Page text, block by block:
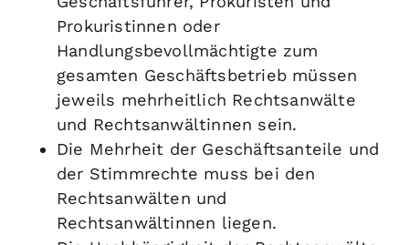
Prokuristinnen oder
Handlungsbevollmächtigte zum
gesamten Geschäftsbetrieb müssen
jeweils mehrheitlich Rechtsanwälte
und Rechtsanwältinnen sein.
Die Mehrheit der Geschäftsanteile und
der Stimmrechte muss bei den
Rechtsanwälten und
Rechtsanwältinnen liegen.